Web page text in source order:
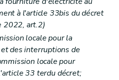
à l'article 33bis du décret
2022, art.2)
locale pour la
des interruptions de
locale pour
33 terdu décret;